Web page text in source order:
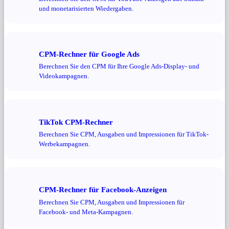
und monetarisierten Wiedergaben.
CPM-Rechner für Google Ads
Berechnen Sie den CPM für Ihre Google Ads-Display- und
Videokampagnen.
TikTok CPM-Rechner
Berechnen Sie CPM, Ausgaben und Impressionen für TikTok-
Werbekampagnen.
CPM-Rechner für Facebook-Anzeigen
Berechnen Sie CPM, Ausgaben und Impressionen für
Facebook- und Meta-Kampagnen.